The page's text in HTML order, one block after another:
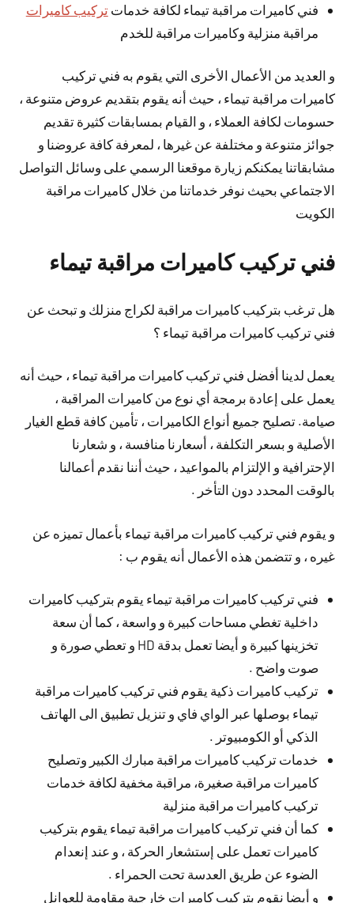
فني كاميرات مراقبة تيماء لكافة خدماتتركيب كاميرات
مراقبة منزلية وكاميرات مراقبة للخدم
و العديد من الأعمال الأخرى التي يقوم به فني تركيب
كاميرات مراقبة تيماء ، حيث أنه يقوم بتقديم عروض متنوعة ،
حسومات لكافة العملاء ، و القيام بمسابقات كثيرة تقديم
جوائز متنوعة و مختلفة عن غيرها ، لمعرفة كافة عروضنا و
مشابقاتنا يمكنكم زيارة موقعنا الرسمي على وسائل التواصل
الاجتماعي بحيث نوفر خدماتنا من خلال كاميرات مراقبة
الكويت
فني تركيب كاميرات مراقبة تيماء
هل ترغب بتركيب كاميرات مراقبة لكراج منزلك و تبحث عن
فني تركيب كاميرات مراقبة تيماء ؟
يعمل لدينا أفضل فني تركيب كاميرات مراقبة تيماء ، حيث أنه
يعمل على إعادة برمجة أي نوع من كاميرات المراقبة ،
صيامة. تصليح جميع أنواع الكاميرات ، تأمين كافة قطع الغيار
الأصلية و بسعر التكلفة ، أسعارنا منافسة ، و شعارنا
الإحترافية و الإلتزام بالمواعيد ، حيث أننا نقدم أعمالنا
بالوقت المحدد دون التأخر .
و يقوم فني تركيب كاميرات مراقبة تيماء بأعمال تميزه عن
غيره ، و تتضمن هذه الأعمال أنه يقوم ب :
فني تركيب كاميرات مراقبة تيماء يقوم بتركيب كاميرات
داخلية تغطي مساحات كبيرة و واسعة ، كما أن سعة
تخزينها كبيرة و أيضا تعمل بدقة HD و تعطي صورة و
صوت واضح .
تركيب كاميرات ذكية يقوم فني تركيب كاميرات مراقبة
تيماء بوصلها عبر الواي فاي و تنزيل تطبيق الى الهاتف
الذكي أو الكومبيوتر .
خدمات تركيب كاميرات مراقبة مبارك الكبير وتصليح
كاميرات مراقبة صغيرة، مراقبة مخفية لكافة خدمات
تركيب كاميرات مراقبة منزلية
كما أن فني تركيب كاميرات مراقبة تيماء يقوم بتركيب
كاميرات تعمل على إستشعار الحركة ، و عند إنعدام
الضوء عن طريق العدسة تحت الحمراء .
و أيضا نقوم بتركيب كاميرات خارجية مقاومة للعوانل